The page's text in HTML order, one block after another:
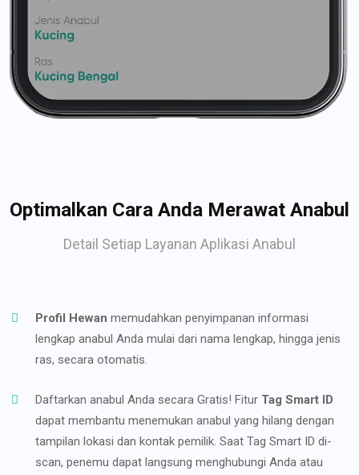
Optimalkan Cara Anda Merawat Anabul
Detail Setiap Layanan Aplikasi Anabul
Profil Hewan memudahkan penyimpanan informasi
lengkap anabul Anda mulai dari nama lengkap, hingga jenis
ras, secara otomatis.
Daftarkan anabul Anda secara Gratis! Fitur Tag Smart ID
dapat membantu menemukan anabul yang hilang dengan
tampilan lokasi dan kontak pemilik. Saat Tag Smart ID di-
scan, penemu dapat langsung menghubungi Anda atau